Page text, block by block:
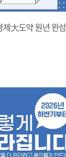
大도약 원년 완성